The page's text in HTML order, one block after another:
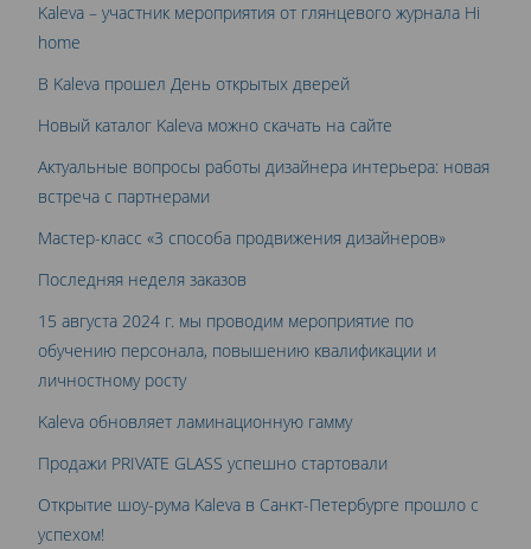
Kaleva – участник мероприятия от глянцевого журнала Hi
home
В Kaleva прошел День открытых дверей
Новый каталог Kaleva можно скачать на сайте
Актуальные вопросы работы дизайнера интерьера: новая
встреча с партнерами
Мастер-класс «3 способа продвижения дизайнеров»
Последняя неделя заказов
15 августа 2024 г. мы проводим мероприятие по
обучению персонала, повышению квалификации и
личностному росту
Kaleva обновляет ламинационную гамму
Продажи PRIVATE GLASS успешно стартовали
Открытие шоу-рума Kaleva в Санкт-Петербурге прошло с
успехом!